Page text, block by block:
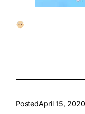
PostedApril 15, 2020